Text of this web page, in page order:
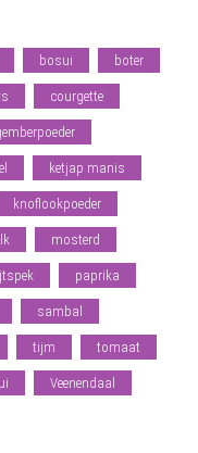
bosui boter
courgette
ketjap manis
knoflookpoeder
mosterd
paprika
sambal
tijm tomaat
ui Veenendaal